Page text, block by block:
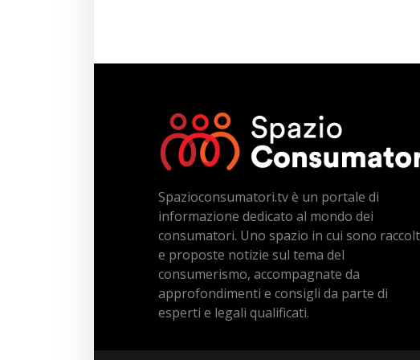
Spazioconsumatori.tv è un portale di
informazione dedicato al mondo dei
consumatori. Uno spazio in cui sono
e proposte notizie sul tema del
consumerismo, accompagnate da
approfondimenti e consigli da parte di
esperti e legali qualificati.